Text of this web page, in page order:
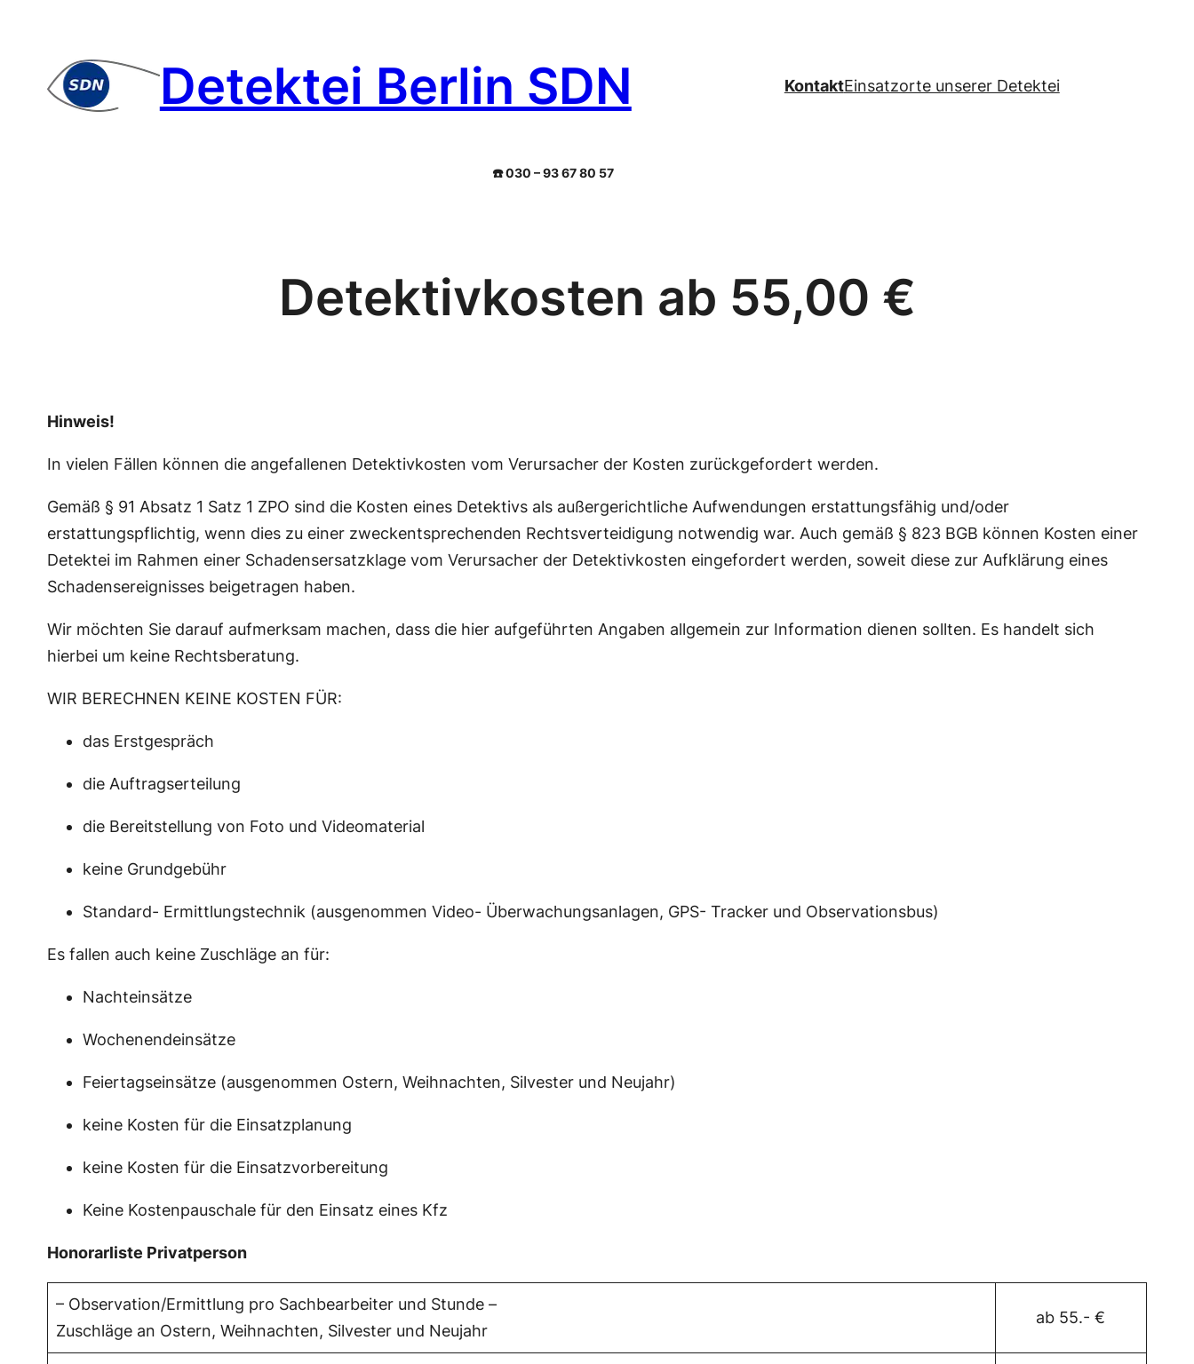
springen
Detektei Berlin SDN KontaktEinsatzorte unserer Detektei
☎️ 030 – 93 67 80 57
Detektivkosten ab 55,00 €
Hinweis!
In vielen Fällen können die angefallenen Detektivkosten vom Verursacher der Kosten zurückgefordert werden.
Gemäß § 91 Absatz 1 Satz 1 ZPO sind die Kosten eines Detektivs als außergerichtliche Aufwendungen erstattungsfähig und/oder
erstattungspflichtig, wenn dies zu einer zweckentsprechenden Rechtsverteidigung notwendig war. Auch gemäß § 823 BGB können Kosten einer
Detektei im Rahmen einer Schadensersatzklage vom Verursacher der Detektivkosten eingefordert werden, soweit diese zur Aufklärung eines
Schadensereignisses beigetragen haben.
Wir möchten Sie darauf aufmerksam machen, dass die hier aufgeführten Angaben allgemein zur Information dienen sollten. Es handelt sich
hierbei um keine Rechtsberatung.
WIR BERECHNEN KEINE KOSTEN FÜR:
das Erstgespräch
die Auftragserteilung
die Bereitstellung von Foto und Videomaterial
keine Grundgebühr
Standard- Ermittlungstechnik (ausgenommen Video- Überwachungsanlagen, GPS- Tracker und Observationsbus)
Es fallen auch keine Zuschläge an für:
Nachteinsätze
Wochenendeinsätze
Feiertagseinsätze (ausgenommen Ostern, Weihnachten, Silvester und Neujahr)
keine Kosten für die Einsatzplanung
keine Kosten für die Einsatzvorbereitung
Keine Kostenpauschale für den Einsatz eines Kfz
Honorarliste Privatperson
– Observation/Ermittlung pro Sachbearbeiter und Stunde –
Zuschläge an Ostern, Weihnachten, Silvester und Neujahr
ab 55.- €